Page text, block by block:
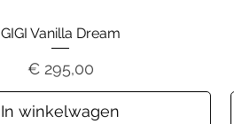
GIGI Vanilla Dream
Prijs
€ 295,00
In winkelwagen